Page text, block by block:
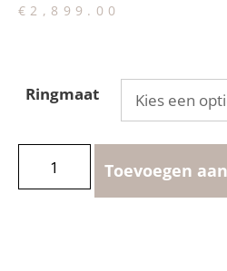
€ 2,899.00
Ringmaat
Toevoegen